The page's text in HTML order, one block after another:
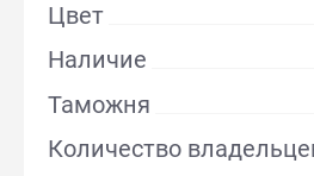
Цвет
Наличие
Таможня
Количество